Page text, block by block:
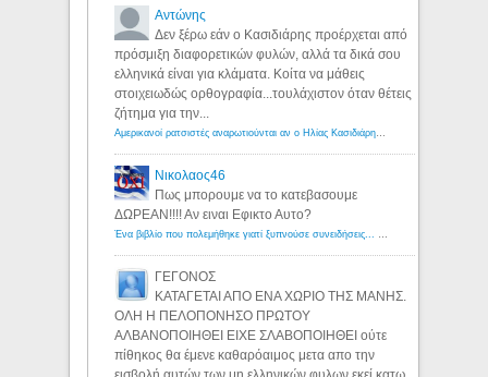
Αντώνης
Δεν ξέρω εάν ο Κασιδιάρης προέρχεται από
πρόσμιξη διαφορετικών φυλών, αλλά τα δικά σου
ελληνικά είναι για κλάματα. Κοίτα να μάθεις
στοιχειωδώς ορθογραφία...τουλάχιστον όταν θέτεις
ζήτημα για την...
Αμερικανοί ρατσιστές αναρωτιούνται αν ο Ηλίας Κασιδιάρης ανήκει στη λευκή φυλή... - Λόγιος Ερμής
Νικολαος46
Πως μπορουμε να το κατεβασουμε
ΔΩΡΕΑΝ!!!! Αν ειναι Εφικτο Αυτο?
Ένα βιβλίο που πολεμήθηκε γιατί ξυπνούσε συνειδήσεις... - Λόγιος Ερμής | Η γνώση ξεκινάει με την αναζήτηση...
ΓΕΓΟΝΟΣ
ΚΑΤΑΓΕΤΑΙ ΑΠΟ ΕΝΑ ΧΩΡΙΟ ΤΗΣ ΜΑΝΗΣ.
ΟΛΗ Η ΠΕΛΟΠΟΝΗΣΟ ΠΡΩΤΟΥ
ΑΛΒΑΝΟΠΟΙΗΘΕΙ ΕΙΧΕ ΣΛΑΒΟΠΟΙΗΘΕΙ ούτε
πίθηκος θα έμενε καθαρόαιμος μετα απο την